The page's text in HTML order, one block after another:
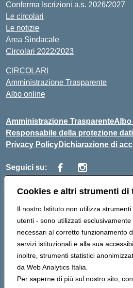
Cookies e altri strumenti di
Il nostro Istituto non utilizza
utenti - sono utilizzati
necessari al corretto funzionamento
servizi istituzionali e alla sua
inoltre, strumenti statistici
da Web Analytics Italia.
Per saperne di più sul nostro sito,
Conferma Iscrizioni a.s. 2026/2027
Le circolari
Le notizie
Area Sindacale
Circolari 2022/2023
CIRCOLARI
Amministrazione Trasparente
Albo online
Amministrazione TrasparenteAlbo
Responsabile della protezione
Privacy PolicyDichiarazione di
Seguici su:
Centralino:+39091585089 Email:
Posta elettronica certificata (PEC):